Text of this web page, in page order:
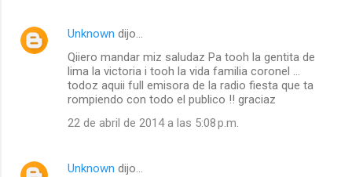
t
Unknown dijo…
Qiiero mandar miz saludaz Pa tooh la gentita de
lima la victoria i tooh la vida familia coronel ...
todoz aquii full emisora de la radio fiesta que ta
rompiendo con todo el publico !! graciaz
22 de abril de 2014 a las 5:08 p.m.
Unknown dijo…